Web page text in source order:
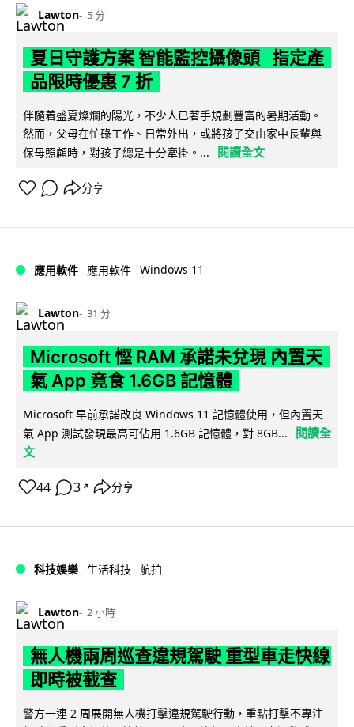
Lawton 5 分
夏日守護方案 智能監控攝像頭 指定產
品限時優惠 7 折
伴隨着盛夏燦爛的陽光，不少人已著手規劃豐富的暑期活動。
然而，父母在忙碌工作、日常外出，或將孩子交由家中長輩與
保母照顧時，對孩子總是十分牽掛。...
閱讀全文
分享
應用軟件 應用軟件 Windows 11
Lawton 31 分
Microsoft 慳 RAM 承諾未兌現 內置天
氣 App 竟食 1.6GB 記憶體
Microsoft 早前承諾改良 Windows 11 記憶體使用，但內置天
氣 App 測試發現最高可佔用 1.6GB 記憶體，對 8GB...
閱讀全
文
44 3 ↗ 分享
科技娛樂 生活科技 航拍
Lawton 2 小時
無人機兩周巡查違規駕駛 重型車走快線
即時被截查
警方一連 2 周展開無人機打擊違規駕駛行動，重點打擊不專注